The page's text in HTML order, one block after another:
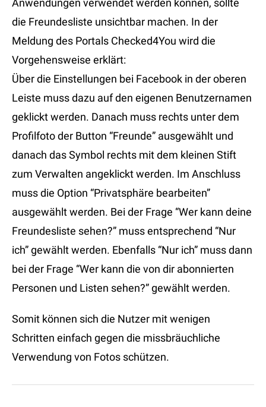
Anwendungen verwendet werden können, sollte
die Freundesliste unsichtbar machen. In der
Meldung des Portals Checked4You wird die
Vorgehensweise erklärt:
Über die Einstellungen bei Facebook in der oberen
Leiste muss dazu auf den eigenen Benutzernamen
geklickt werden. Danach muss rechts unter dem
Profilfoto der Button “Freunde” ausgewählt und
danach das Symbol rechts mit dem kleinen Stift
zum Verwalten angeklickt werden. Im Anschluss
muss die Option “Privatsphäre bearbeiten”
ausgewählt werden. Bei der Frage “Wer kann deine
Freundesliste sehen?” muss entsprechend “Nur
ich” gewählt werden. Ebenfalls “Nur ich” muss dann
bei der Frage “Wer kann die von dir abonnierten
Personen und Listen sehen?” gewählt werden.
Somit können sich die Nutzer mit wenigen
Schritten einfach gegen die missbräuchliche
Verwendung von Fotos schützen.